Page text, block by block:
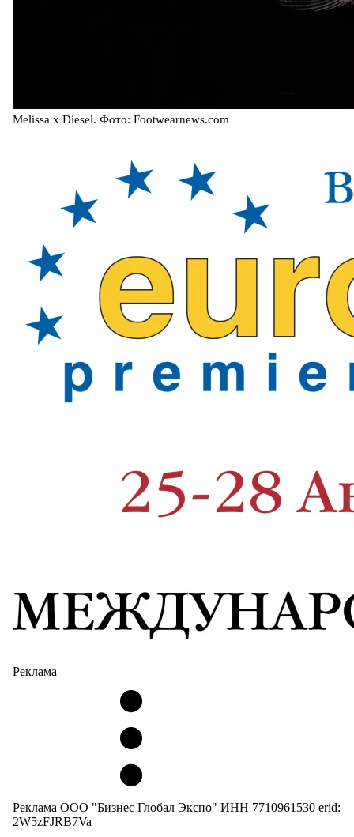
Melissa x Diesel. Фото: Footwearnews.com
Реклама
Реклама ООО "Бизнес Глобал Экспо" ИНН 7710961530 erid:
2W5zFJRB7Va